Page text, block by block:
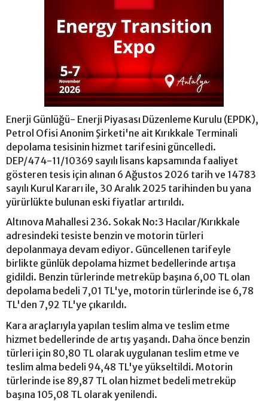
Enerji Günlüğü- Enerji Piyasası Düzenleme Kurulu (EPDK),
Petrol Ofisi Anonim Şirketi'ne ait Kırıkkale Terminali
depolama tesisinin hizmet tarifesini güncelledi.
DEP/474-11/10369 sayılı lisans kapsamında faaliyet
gösteren tesis için alınan 6 Ağustos 2026 tarih ve 14783
sayılı Kurul Kararı ile, 30 Aralık 2025 tarihinden bu yana
yürürlükte bulunan eski fiyatlar artırıldı.
Altınova Mahallesi 236. Sokak No:3 Hacılar/Kırıkkale
adresindeki tesiste benzin ve motorin türleri
depolanmaya devam ediyor. Güncellenen tarifeyle
birlikte günlük depolama hizmet bedellerinde artışa
gidildi. Benzin türlerinde metreküp başına 6,00 TL olan
depolama bedeli 7,01 TL'ye, motorin türlerinde ise 6,78
TL'den 7,92 TL'ye çıkarıldı.
Kara araçlarıyla yapılan teslim alma ve teslim etme
hizmet bedellerinde de artış yaşandı. Daha önce benzin
türleri için 80,80 TL olarak uygulanan teslim etme ve
teslim alma bedeli 94,48 TL'ye yükseltildi. Motorin
türlerinde ise 89,87 TL olan hizmet bedeli metreküp
başına 105,08 TL olarak yenilendi.